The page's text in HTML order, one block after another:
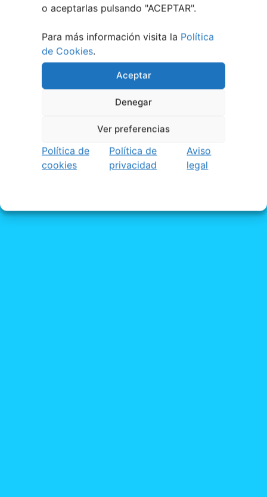
o aceptarlas pulsando "ACEPTAR".
Para más información visita la Política
de Cookies.
Aceptar
Denegar
Ver preferencias
Política de
cookies
Política de
privacidad
Aviso
legal